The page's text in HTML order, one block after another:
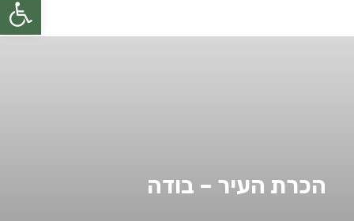
הכרת העיר – בודה